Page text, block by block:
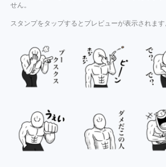
せん。
スタンプをタップするとプレビューが表示されます